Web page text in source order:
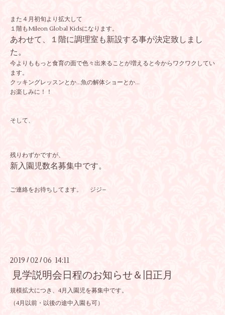
また４月初旬より拡大して
１階もMileon Global Kidsになります。
あわせて、１階に調理室も新設する事が決定致しまし
た。
今よりももっと食育の面で色々出来ることが増えると今からワクワクしてい
ます。
クッキングレッスンとか…魚の解体ショーとか…
お楽しみに！！
そして、
残りわずかですが、
新入園児数名募集中です。
ご連絡をお待ちしてます。 ジジ−
2019 /02 / 06 14:11
見学説明会日程のお知らせ＆旧正月
規模拡大につき、4月入園児を募集中です。
（4月以前・以後の途中入園も可）